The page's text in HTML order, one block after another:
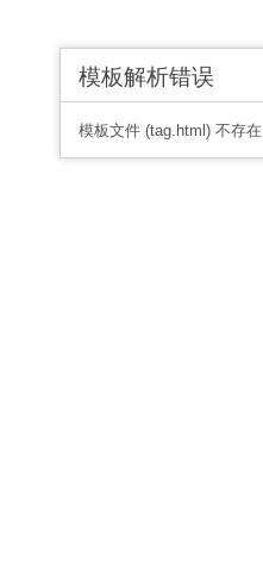
模板解析错误
模板文件 (tag.html) 不存在